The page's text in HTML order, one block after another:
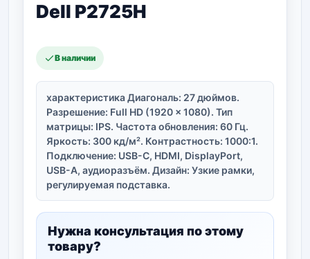
Dell P2725H
В наличии
характеристика Диагональ: 27 дюймов.
Разрешение: Full HD (1920 x 1080). Тип
матрицы: IPS. Частота обновления: 60 Гц.
Яркость: 300 кд/м². Контрастность: 1000:1.
Подключение: USB-C, HDMI, DisplayPort,
USB-A, аудиоразъём. Дизайн: Узкие рамки,
регулируемая подставка.
Нужна консультация по этому
товару?